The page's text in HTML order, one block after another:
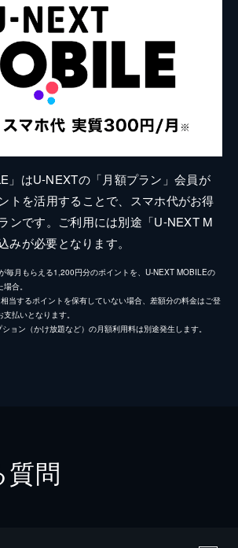
」はU-NEXTの「月額プラン」会員が
トを活用することで、スマホ代がお得
ンです。ご利用には別途「U-NEXT M
みが必要となります。
毎月もらえる1,200円分のポイントを、U-NEXT MOBILEの
合。
当するポイントを保有していない場合、差額分の料金はご登
払いとなります。
ョン（かけ放題など）の月額利用料は別途発生します。
問